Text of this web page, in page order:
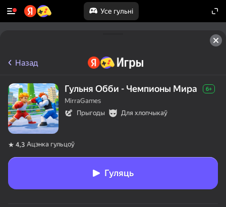
Усе гульні
Назад
Гульня Обби - Чемпионы Мира 6+
MirraGames
Прыгоды
Для хлопчыкаў
4,3 Ацэнка гульцоў
Гуляць